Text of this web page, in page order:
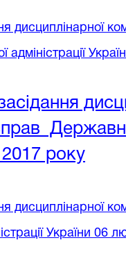
дисциплінарної
адміністрації
року
дисциплінарної
України 06